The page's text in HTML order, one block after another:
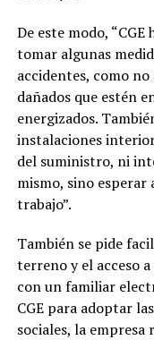
De este modo,
tomar algunas
accidentes, como
dañados que estén
energizados.
instalaciones
del suministro, ni
mismo, sino esperar
trabajo”.
También se pide
terreno y el acceso
con un familiar
CGE para adoptar
sociales, la empresa